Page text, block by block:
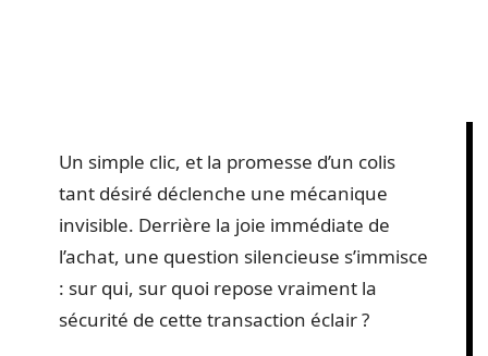
Un simple clic, et la promesse d’un colis
tant désiré déclenche une mécanique
invisible. Derrière la joie immédiate de
l’achat, une question silencieuse s’immisce
: sur qui, sur quoi repose vraiment la
sécurité de cette transaction éclair ?